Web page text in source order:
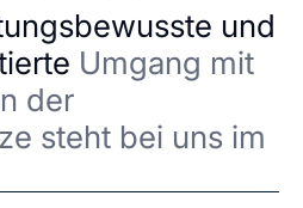
und
Umgang mit
der
steht bei uns im